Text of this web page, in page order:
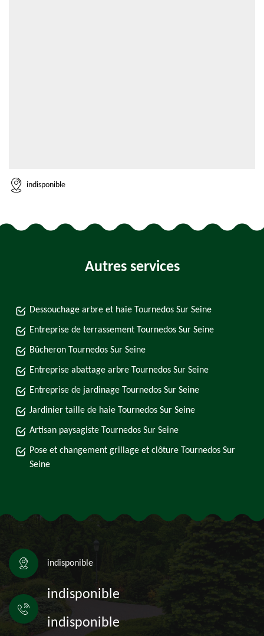
indisponible
Autres services
Dessouchage arbre et haie Tournedos Sur Seine
Entreprise de terrassement Tournedos Sur Seine
Bûcheron Tournedos Sur Seine
Entreprise abattage arbre Tournedos Sur Seine
Entreprise de jardinage Tournedos Sur Seine
Jardinier taille de haie Tournedos Sur Seine
Artisan paysagiste Tournedos Sur Seine
Pose et changement grillage et clôture Tournedos Sur
Seine
indisponible
indisponible
indisponible